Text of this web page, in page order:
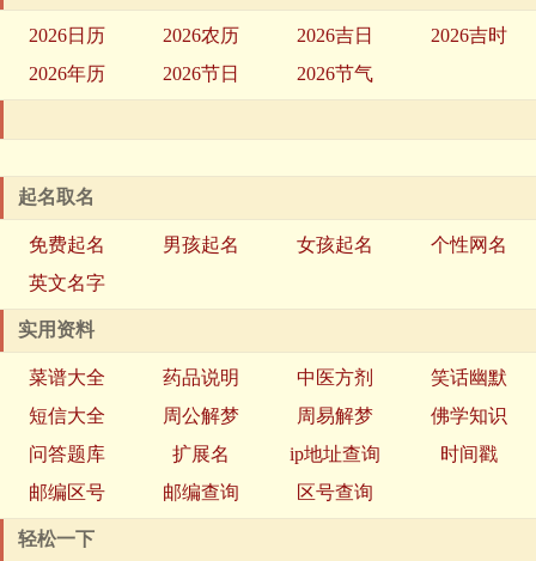
2026日历 2026农历 2026吉日
2026吉时
2026年历
2026节日 2026节气
起名取名
免费起名 男孩起名 女孩起名
个性网名
英文名字
实用资料
菜谱大全 药品说明 中医方剂
笑话幽默
短信大全
周公解梦 周易解梦
佛学知识
问答题库
扩展名 ip地址查询
时间戳
邮编区号
邮编查询 区号查询
轻松一下